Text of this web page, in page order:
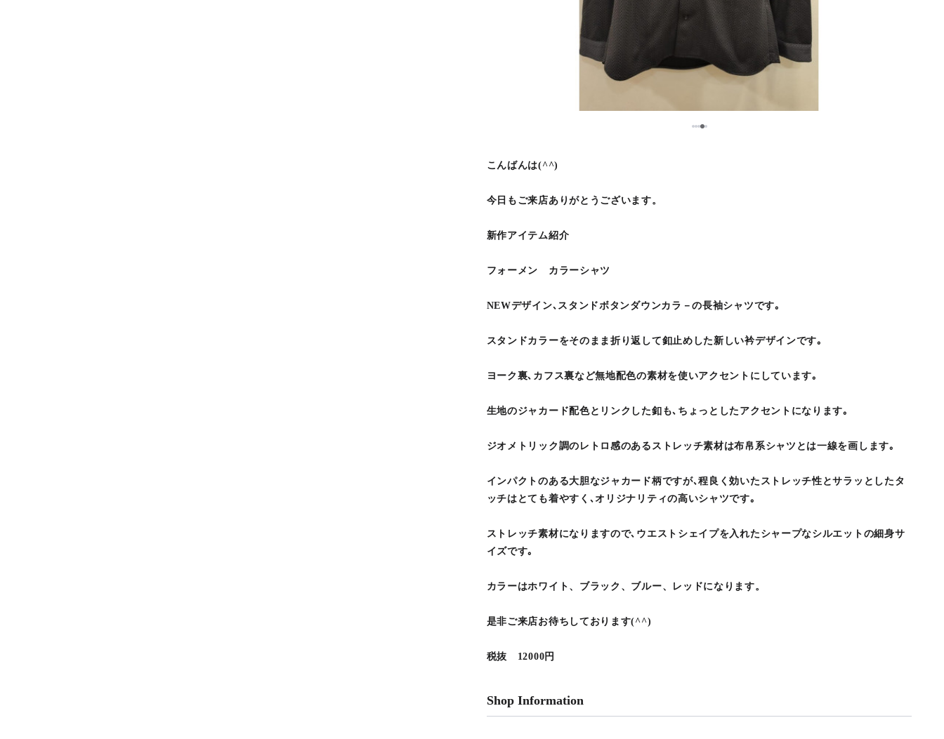
12345
こんばんは(^^)
今日もご来店ありがとうございます。
新作アイテム紹介
フォーメン カラーシャツ
NEWデザイン､スタンドボタンダウンカラ－の長袖シャツです｡
スタンドカラーをそのまま折り返して釦止めした新しい衿デザインです｡
ヨーク裏､カフス裏など無地配色の素材を使いアクセントにしています｡
生地のジャカード配色とリンクした釦も､ちょっとしたアクセントになります｡
ジオメトリック調のレトロ感のあるストレッチ素材は布帛系シャツとは一線を画します｡
インパクトのある大胆なジャカード柄ですが､程良く効いたストレッチ性とサラッとしたタ
ッチはとても着やすく､オリジナリティの高いシャツです｡
ストレッチ素材になりますので､ウエストシェイプを入れたシャープなシルエットの細身サ
イズです｡
カラーはホワイト、ブラック、ブルー、レッドになります。
是非ご来店お待ちしております(^^)
税抜 12000円
Shop Information